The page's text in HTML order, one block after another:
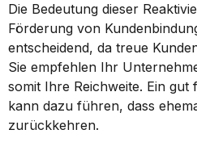
Die Bedeutung dieser
Förderung von
entscheidend, da treue
Sie empfehlen Ihr
somit Ihre Reichweite. Ein
kann dazu führen, dass
zurückkehren.